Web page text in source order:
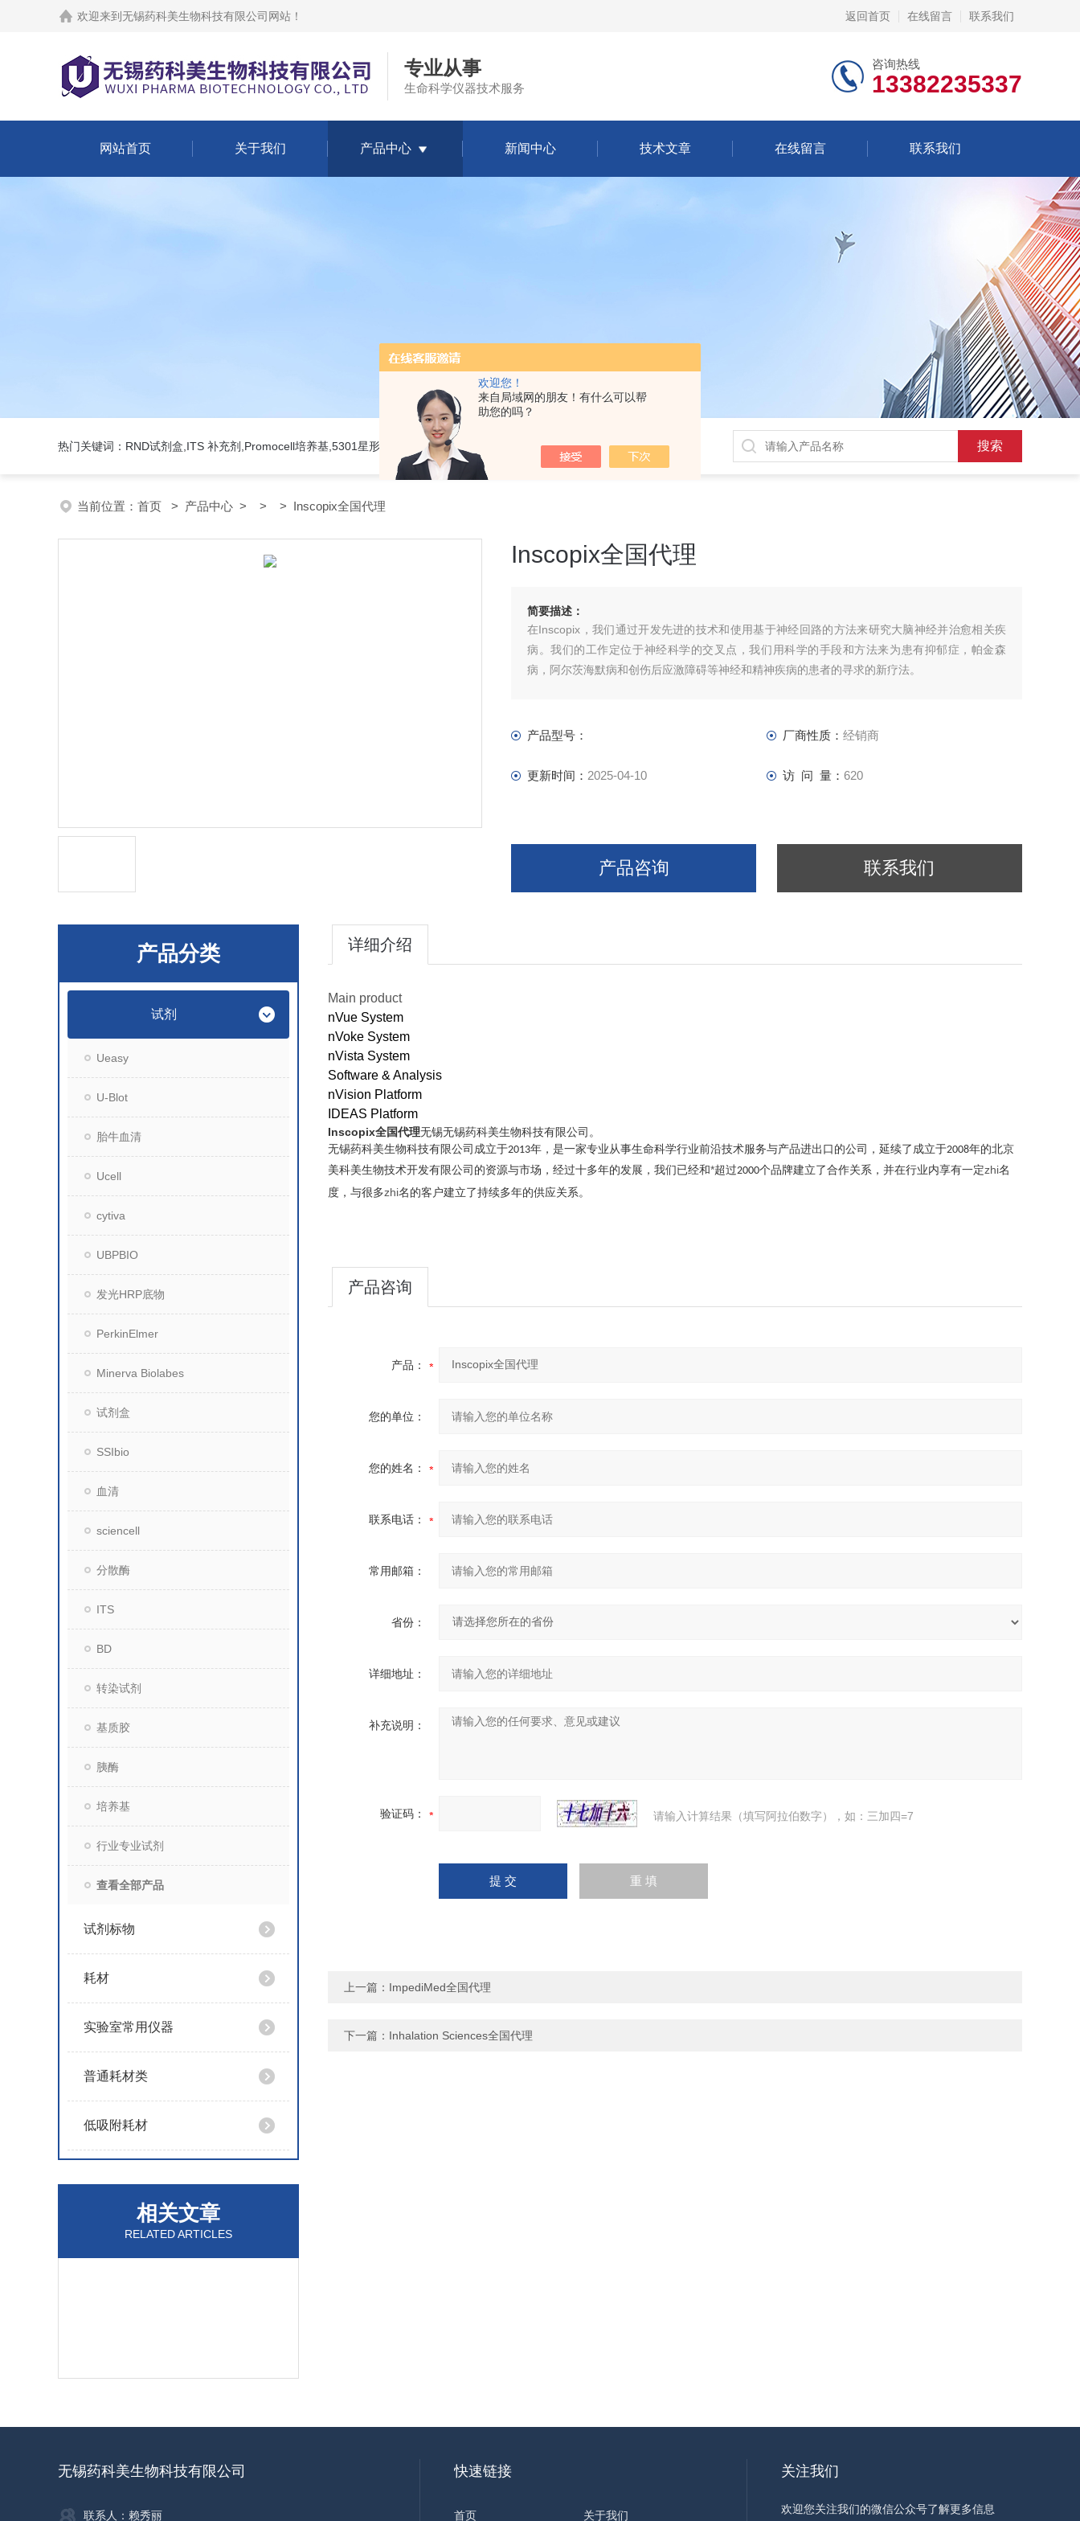
欢迎您！
来自局域网的朋友！有什么可以帮
助您的吗？
欢迎来到 无锡药科美生物科技有限公司网站 ！ 返回首页 在线留言 联系我们
专业从事
生命科学仪器技术服务
咨询热线
13382235337
网站首页 关于我们 产品中心 新闻中心 技术文章 在线留言 联系我们
热门关键词：RND试剂盒,ITS 补充剂,Promocell培养基,5301星形细胞培养基
当前位置： 首页 > 产品中心 > > > Inscopix全国代理
Inscopix全国代理
简要描述：
在Inscopix，我们通过开发先进的技术和使用基于神经回路的方法来研究大脑神经并治愈相关疾
病。我们的工作定位于神经科学的交叉点，我们用科学的手段和方法来为患有抑郁症，帕金森
病，阿尔茨海默病和创伤后应激障碍等神经和精神疾病的患者的寻求的新疗法。
产品型号： 厂商性质： 经销商
更新时间： 2025-04-10 访 问 量： 620
产品咨询 联系我们
产品分类
试剂
Ueasy
U-Blot
胎牛血清
Ucell
cytiva
UBPBIO
发光HRP底物
PerkinElmer
Minerva Biolabes
试剂盒
SSIbio
血清
sciencell
分散酶
ITS
BD
转染试剂
基质胶
胰酶
培养基
行业专业试剂
查看全部产品
试剂标物
耗材
实验室常用仪器
普通耗材类
低吸附耗材
相关文章
RELATED ARTICLES
详细介绍
Main product
nVue System
nVoke System
nVista System
Software & Analysis
nVision Platform
IDEAS Platform
Inscopix全国代理无锡无锡药科美生物科技有限公司。
无锡药科美生物科技有限公司成立于2013年，是一家专业从事生命科学行业前沿技术服务与产品进出口的公司，延续了成立于2008年的北京
美科美生物技术开发有限公司的资源与市场，经过十多年的发展，我们已经和*超过2000个品牌建立了合作关系，并在行业内享有一定zhi名
度，与很多zhi名的客户建立了持续多年的供应关系。
产品咨询
产品：
您的单位：
您的姓名：
联系电话：
常用邮箱：
省份：
详细地址：
补充说明：
验证码： 请输入计算结果（填写阿拉伯数字），如：三加四=7
上一篇： ImpediMed全国代理
下一篇： Inhalation Sciences全国代理
无锡药科美生物科技有限公司
联系人：赖秀丽
快速链接
首页 关于我们
关注我们
欢迎您关注我们的微信公众号了解更多信息